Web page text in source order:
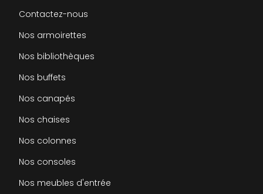
Contactez-nous
Nos armoirettes
Nos bibliothèques
Nos buffets
Nos canapés
Nos chaises
Nos colonnes
Nos consoles
Nos meubles d'entrée